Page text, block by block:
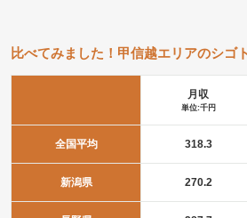
比べてみました！甲信越エリアのシゴ
月収
単位:千円
全国平均 318.3
新潟県 270.2